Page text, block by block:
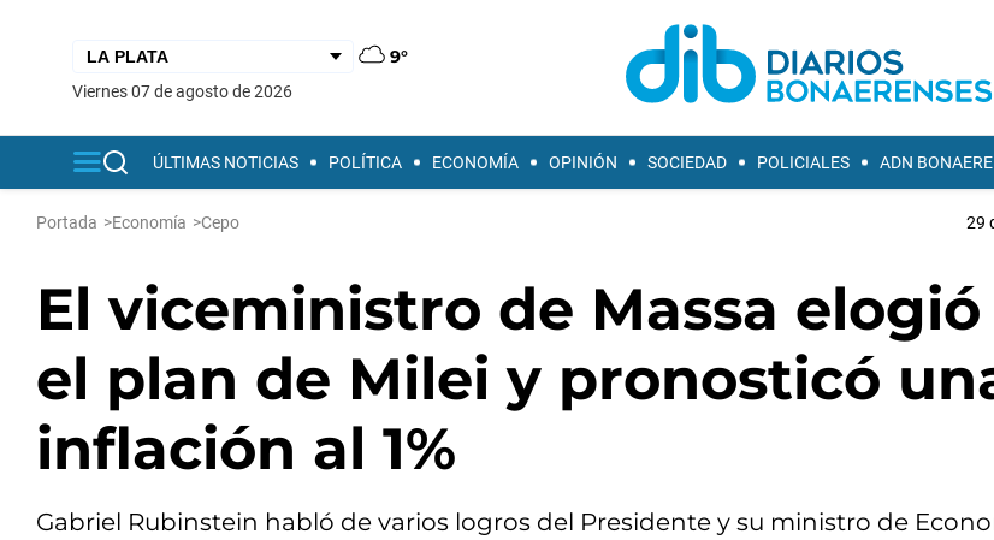
9°
viernes 07 de agosto de 2026
ÚLTIMAS NOTICIAS POLÍTICA ECONOMÍA OPINIÓN SOCIEDAD POLICIALES ADN
Portada >Economía >Cepo 29
El viceministro de Massa
el plan de Milei y pronosticó
inflación al 1%
Gabriel Rubinstein habló de varios logros del Presidente y su ministro de